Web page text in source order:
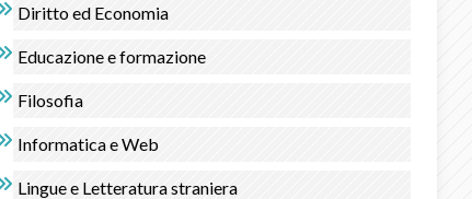
Diritto ed Economia
Educazione e formazione
Filosofia
Informatica e Web
Lingue e Letteratura straniera